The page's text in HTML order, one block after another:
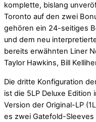
komplette, bislang
Toronto auf den zwei
gehören ein 24-seitiges
und dem neu
bereits erwähnten Liner
Taylor Hawkins, Bill
Die dritte Konfiguration
ist die 5LP Deluxe Edition
Version der Original-LP
es zwei Gatefold-Sleeves